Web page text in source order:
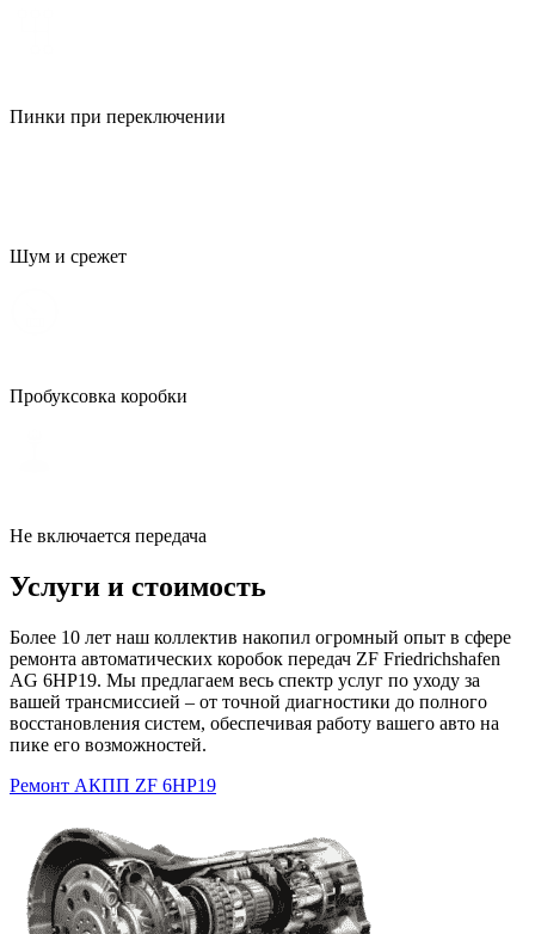
Пинки при переключении
Шум и срежет
Пробуксовка коробки
Не включается передача
Услуги и стоимость
Более 10 лет наш коллектив накопил огромный опыт в сфере
ремонта автоматических коробок передач ZF Friedrichshafen
AG 6HP19. Мы предлагаем весь спектр услуг по уходу за
вашей трансмиссией – от точной диагностики до полного
восстановления систем, обеспечивая работу вашего авто на
пике его возможностей.
Ремонт АКПП ZF 6HP19